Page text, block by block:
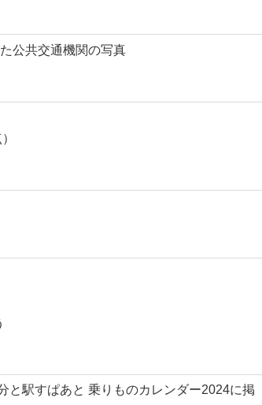
公共交通機関の写真
と駅すぱあと 乗りものカレンダー2024に掲